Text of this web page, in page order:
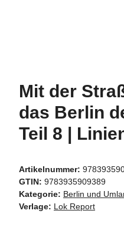
Mit der
das Berlin
Teil 8 |
Artikelnummer:
GTIN: 9783935909389
Kategorie: Berlin und
Verlage: Lok Report